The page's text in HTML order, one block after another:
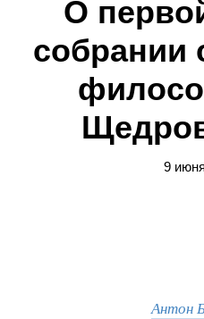
О
собрании
9
Антон